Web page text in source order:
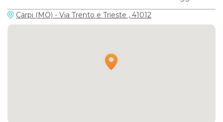
Carpi (MO) - Via Trento e Trieste , 41012